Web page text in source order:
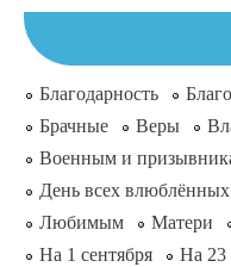
Благодарность
Брачные
Веры
Военным и
День всех влюблённых
Любимым
Матери
На 1 сентября
На 23